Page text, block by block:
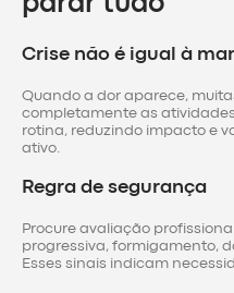
Crise não é igual à
Quando a dor aparece,
completamente as
rotina, reduzindo impacto e
ativo.
Regra de segurança
Procure avaliação
progressiva, formigamento,
Esses sinais indicam